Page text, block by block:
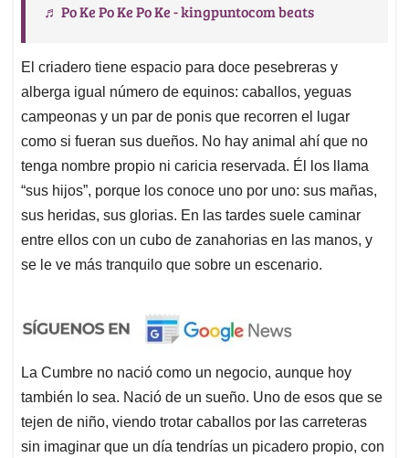
♬ Po Ke Po Ke Po Ke - kingpuntocom beats
El criadero tiene espacio para doce pesebreras y
alberga igual número de equinos: caballos, yeguas
campeonas y un par de ponis que recorren el lugar
como si fueran sus dueños. No hay animal ahí que no
tenga nombre propio ni caricia reservada. Él los llama
“sus hijos”, porque los conoce uno por uno: sus mañas,
sus heridas, sus glorias. En las tardes suele caminar
entre ellos con un cubo de zanahorias en las manos, y
se le ve más tranquilo que sobre un escenario.
La Cumbre no nació como un negocio, aunque hoy
también lo sea. Nació de un sueño. Uno de esos que se
tejen de niño, viendo trotar caballos por las carreteras
sin imaginar que un día tendrías un picadero propio, con